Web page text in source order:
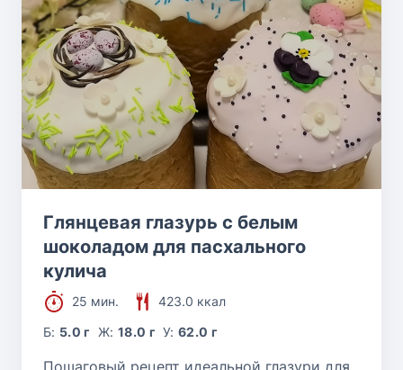
Глянцевая глазурь с белым
шоколадом для пасхального
кулича
25 мин.
423.0 ккал
Б: 5.0 г Ж: 18.0 г У:62.0 г